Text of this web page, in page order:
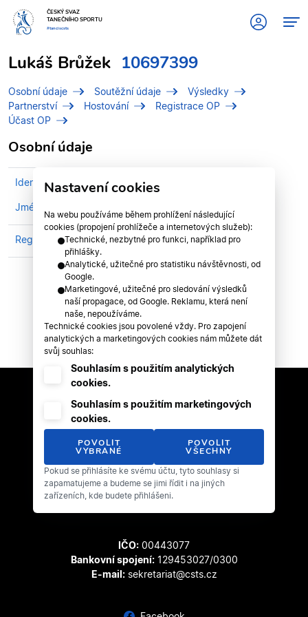
ČESKÝ SVAZ
TANEČNÍHO SPORTU
#tanciscsts
Lukáš Brůžek 10697399
Osobní údaje Soutěžní údaje
Výsledky
Partnerství
Hostování
Registrace OP
Účast OP
Osobní údaje
Identifikační číslo (IDT)
Jméno
Registrován v klubu COOL DANCE
Český svaz tanečního sportu
Zátopkova 100/2
169 00 Praha 6 - Břevnov
IČO: 00443077
Bankovní spojení:129453027/0300
E-mail:sekretariat@csts.cz
Nastavení cookies
Na webu používáme během prohlížení následující
cookies (propojení prohlížeče a internetových služeb):
Technické, nezbytné pro funkci, například pro
přihlášky.
Analytické, užitečné pro statistiku návštěvnosti, od
Google.
Marketingové, užitečné pro sledování výsledků
naší propagace, od Google. Reklamu, která není
naše, nepoužíváme.
Technické cookies jsou povolené vždy. Pro zapojení
analytických a marketingových cookies nám můžete dát
svůj souhlas:
Souhlasím s použitím analytických
cookies.
Souhlasím s použitím marketingových
cookies.
POVOLIT
VYBRANÉ
POVOLIT
VŠECHNY
Pokud se přihlásíte ke svému účtu, tyto souhlasy si
zapamatujeme a budeme se jimi řídit i na jiných
zařízeních, kde budete přihlášeni.